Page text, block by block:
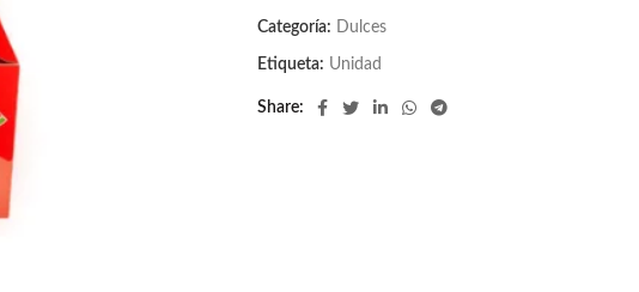
Categoría: Dulces
Etiqueta: Unidad
Share